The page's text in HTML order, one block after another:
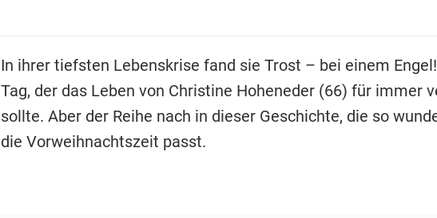
In ihrer tiefsten Lebenskrise fand sie Trost – bei einem
Tag, der das Leben von Christine Hoheneder (66) für immer
sollte. Aber der Reihe nach in dieser Geschichte, die so
die Vorweihnachtszeit passt.